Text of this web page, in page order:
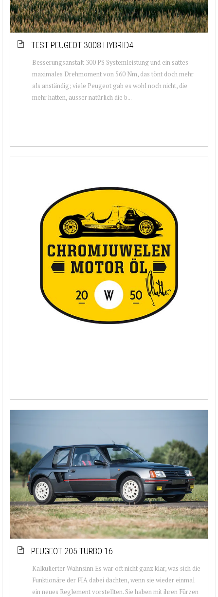
TEST PEUGEOT 3008 HYBRID4
Besserungsanstalt 300 PS Systemleistung und ein sattes
maximales Drehmoment von 560 Nm, das tönt doch mehr
als anständig; viele Peugeot gab es wohl noch nicht, die
mehr hatten, ausser natürlich die b...
PEUGEOT 205 TURBO 16
Kalkulierter Wahnsinn Es war oft nicht ganz klar, was sich die
Funktionäre der FIA dabei dachten, wenn sie wieder einmal
ein neues Reglement vorstellten. Sie haben mit ihren Fürzen